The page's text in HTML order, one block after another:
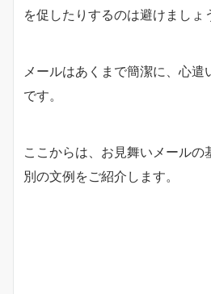
を促したりするのは避けましょ
メールはあくまで簡潔に、心遣
です。
ここからは、お見舞いメールの
別の文例をご紹介します。